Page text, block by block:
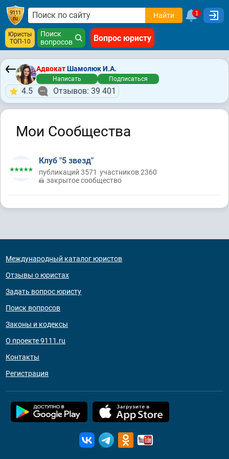
Найти 1
Юристы
ТОП-10
Поиск
вопросов
Вопрос юристу
АдвокатШамолюк И.А.
Написать Подписаться
4.5 Отзывов: 39 401
Мои Сообщества
Клуб "5 звезд"
публикаций 3571 участников 2360
закрытое сообщество
Международный каталог юристов
Отзывы о юристах
Задать вопрос юристу
Поиск вопросов
Законы и кодексы
О проекте 9111.ru
Контакты
Регистрация